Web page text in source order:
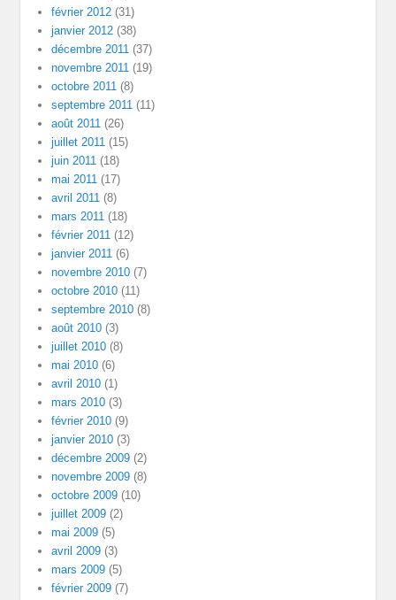
février 2012 (31)
janvier 2012 (38)
décembre 2011 (37)
novembre 2011 (19)
octobre 2011 (8)
septembre 2011 (11)
août 2011 (26)
juillet 2011 (15)
juin 2011 (18)
mai 2011 (17)
avril 2011 (8)
mars 2011 (18)
février 2011 (12)
janvier 2011 (6)
novembre 2010 (7)
octobre 2010 (11)
septembre 2010 (8)
août 2010 (3)
juillet 2010 (8)
mai 2010 (6)
avril 2010 (1)
mars 2010 (3)
février 2010 (9)
janvier 2010 (3)
décembre 2009 (2)
novembre 2009 (8)
octobre 2009 (10)
juillet 2009 (2)
mai 2009 (5)
avril 2009 (3)
mars 2009 (5)
février 2009 (7)